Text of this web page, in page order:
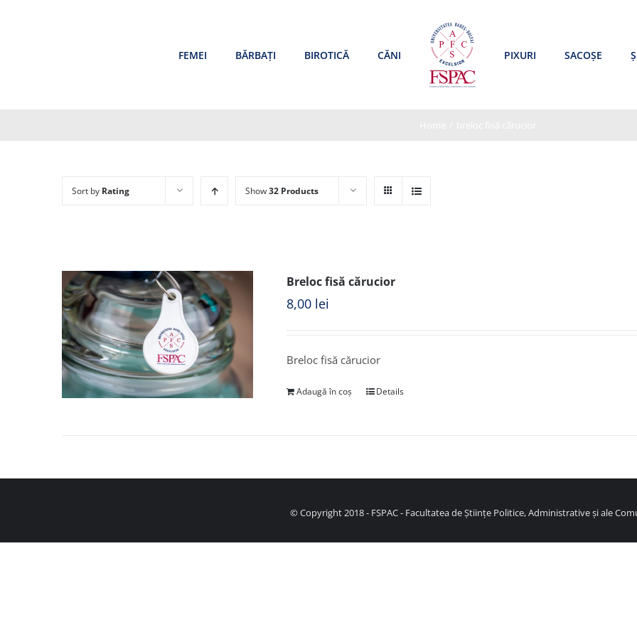
FEMEI BĂRBAȚI BIROTICĂ CĂNI PIXURI SACOȘE
Sort by Rating Show32 Products
Breloc fisă cărucior
8,00 lei
Breloc fisă cărucior
Adaugă în coș Details
© Copyright 2018 - FSPAC - Facultatea de Științe Politice, Administrative și ale